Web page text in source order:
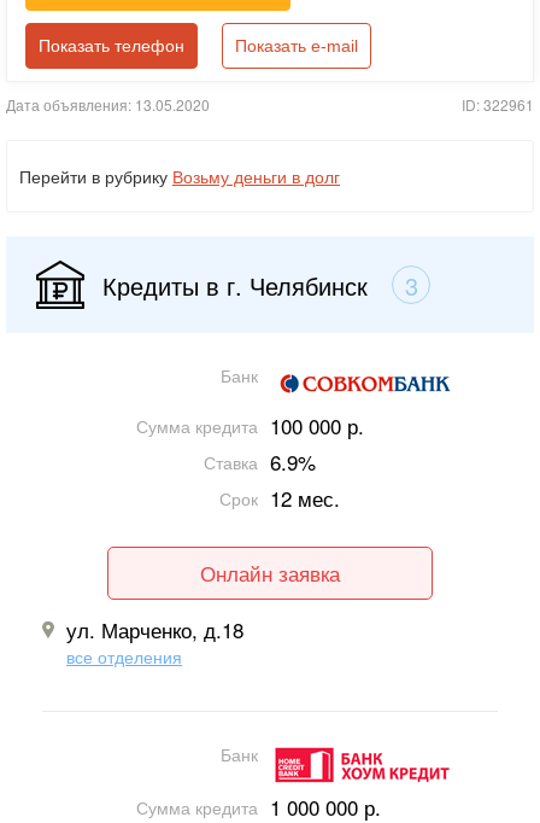
Показать телефон Показать e-mail
Дата объявления: 13.05.2020 ID: 322961
Перейти в рубрику Возьму деньги в долг
Кредиты в г. Челябинск 3
Банк
Сумма кредита 100 000 р.
Ставка 6.9%
Срок 12 мес.
Онлайн заявка
ул. Марченко, д.18
все отделения
Банк
Сумма кредита 1 000 000 р.